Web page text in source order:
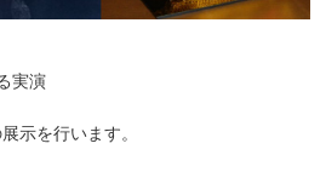
実演
示を行います。